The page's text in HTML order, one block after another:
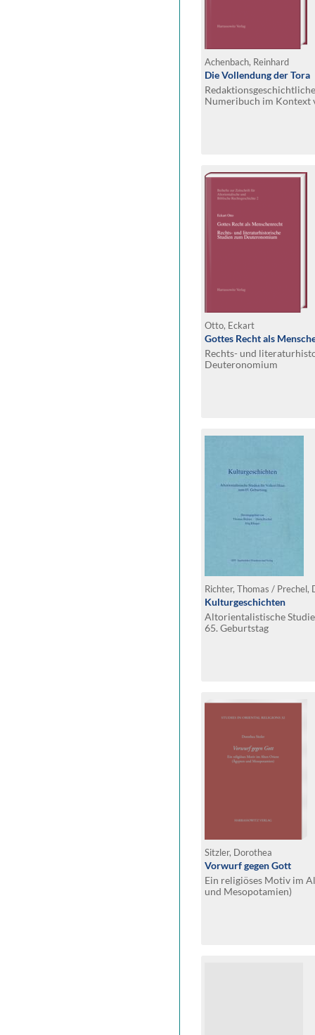
Achenbach, Reinhard
Die Vollendung der Tora
Numeribuch im Kontext
Otto, Eckart
Gottes Recht als
Rechts- und
Deuteronomium
Richter, Thomas /
Kulturgeschichten
Altorientalistische
65. Geburtstag
Sitzler, Dorothea
Vorwurf gegen Gott
Ein religiöses Motiv im
und Mesopotamien)